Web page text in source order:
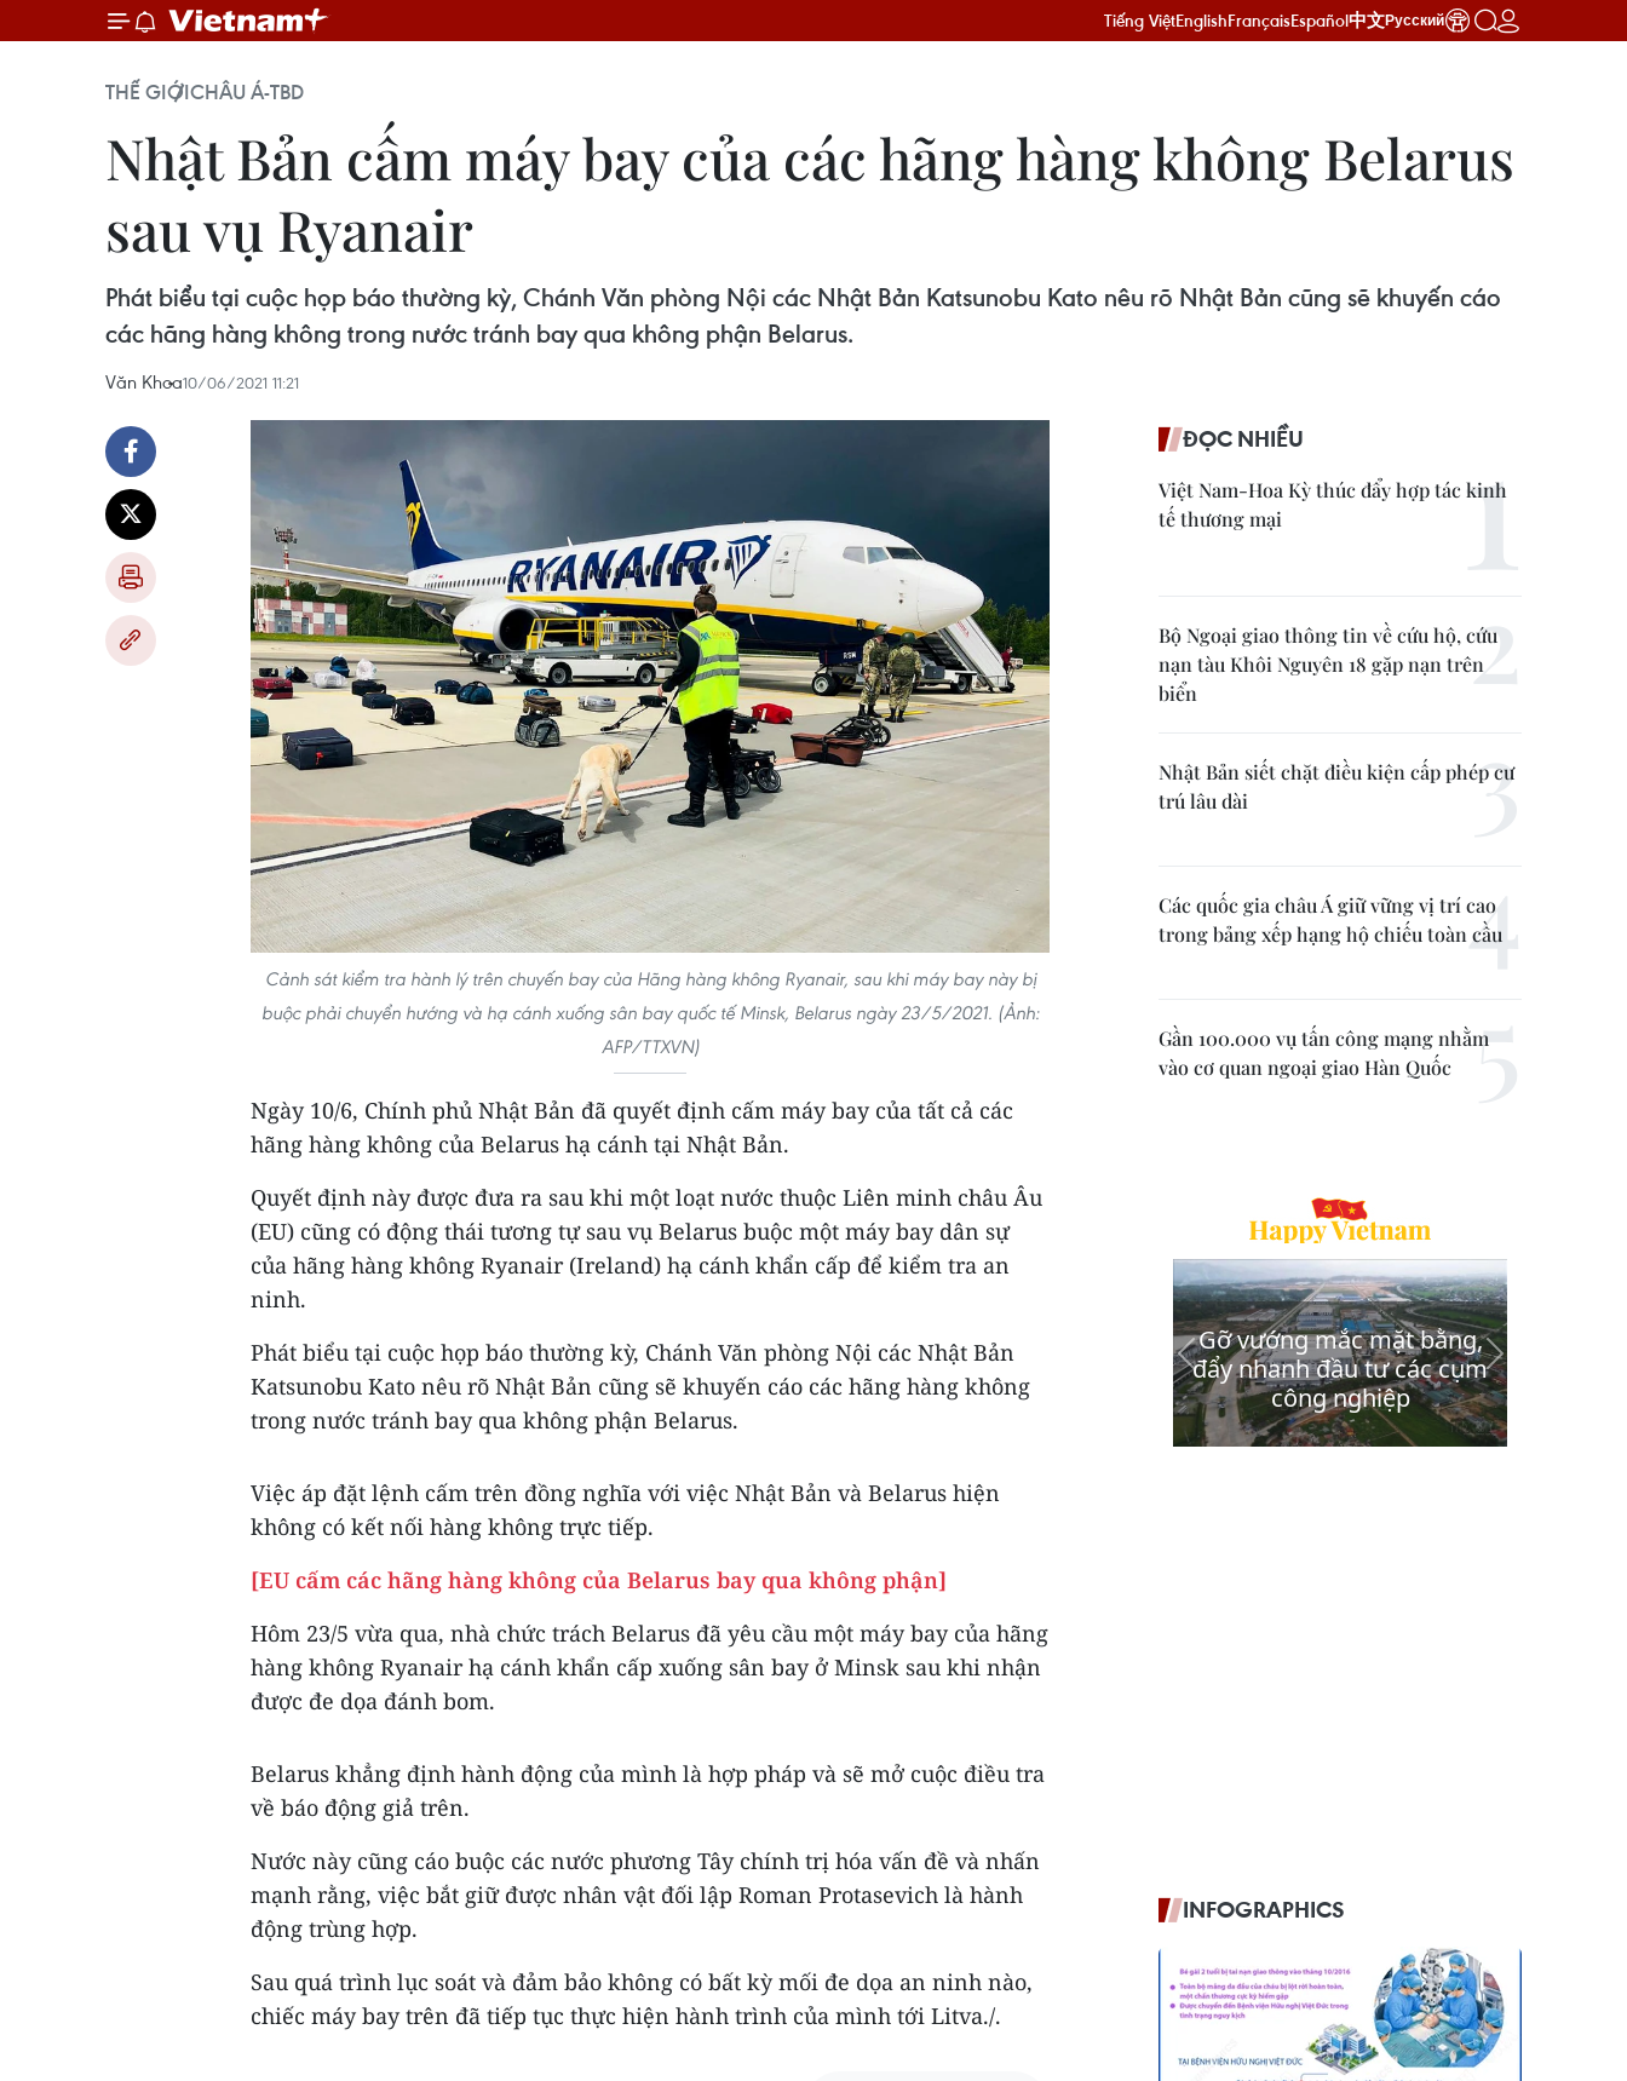
Tiếng ViệtEnglishFrançaisEspañol中文Русский
THẾ GIỚICHÂU Á-TBD
Nhật Bản cấm máy bay của các hãng hàng không Belarus
sau vụ Ryanair
Phát biểu tại cuộc họp báo thường kỳ, Chánh Văn phòng Nội các Nhật Bản Katsunobu Kato nêu rõ Nhật Bản cũng sẽ khuyến cáo
các hãng hàng không trong nước tránh bay qua không phận Belarus.
Văn Khoa10/06/2021 11:21
Cảnh sát kiểm tra hành lý trên chuyến bay của Hãng hàng không Ryanair, sau khi máy bay này bị
buộc phải chuyển hướng và hạ cánh xuống sân bay quốc tế Minsk, Belarus ngày 23/5/2021. (Ảnh:
AFP/TTXVN)
Ngày 10/6, Chính phủ Nhật Bản đã quyết định cấm máy bay của tất cả các
hãng hàng không của Belarus hạ cánh tại Nhật Bản.
Quyết định này được đưa ra sau khi một loạt nước thuộc Liên minh châu Âu
(EU) cũng có động thái tương tự sau vụ Belarus buộc một máy bay dân sự
của hãng hàng không Ryanair (Ireland) hạ cánh khẩn cấp để kiểm tra an
ninh.
Phát biểu tại cuộc họp báo thường kỳ, Chánh Văn phòng Nội các Nhật Bản
Katsunobu Kato nêu rõ Nhật Bản cũng sẽ khuyến cáo các hãng hàng không
trong nước tránh bay qua không phận Belarus.
Việc áp đặt lệnh cấm trên đồng nghĩa với việc Nhật Bản và Belarus hiện
không có kết nối hàng không trực tiếp.
[EU cấm các hãng hàng không của Belarus bay qua không phận]
Hôm 23/5 vừa qua, nhà chức trách Belarus đã yêu cầu một máy bay của hãng
hàng không Ryanair hạ cánh khẩn cấp xuống sân bay ở Minsk sau khi nhận
được đe dọa đánh bom.
Belarus khẳng định hành động của mình là hợp pháp và sẽ mở cuộc điều tra
về báo động giả trên.
Nước này cũng cáo buộc các nước phương Tây chính trị hóa vấn đề và nhấn
mạnh rằng, việc bắt giữ được nhân vật đối lập Roman Protasevich là hành
động trùng hợp.
Sau quá trình lục soát và đảm bảo không có bất kỳ mối đe dọa an ninh nào,
chiếc máy bay trên đã tiếp tục thực hiện hành trình của mình tới Litva./.
ĐỌC NHIỀU
Việt Nam-Hoa Kỳ thúc đẩy hợp tác kinh
tế thương mại
Bộ Ngoại giao thông tin về cứu hộ, cứu
nạn tàu Khôi Nguyên 18 gặp nạn trên
biển
Nhật Bản siết chặt điều kiện cấp phép cư
trú lâu dài
Các quốc gia châu Á giữ vững vị trí cao
trong bảng xếp hạng hộ chiếu toàn cầu
Gần 100.000 vụ tấn công mạng nhằm
vào cơ quan ngoại giao Hàn Quốc
INFOGRAPHICS